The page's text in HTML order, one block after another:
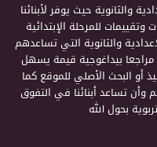
والثانوية حيث يوفر لأبنائنا
للمرحلة الإبتدائية
والثانوية التي تساعدهم
بيداغوجية قيمة يسهل
أو البحث الأصلي للموقع كما
تساعد أبنائنا في التفوق
بحول الله